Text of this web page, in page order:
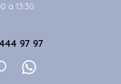
a 13:30
97 97